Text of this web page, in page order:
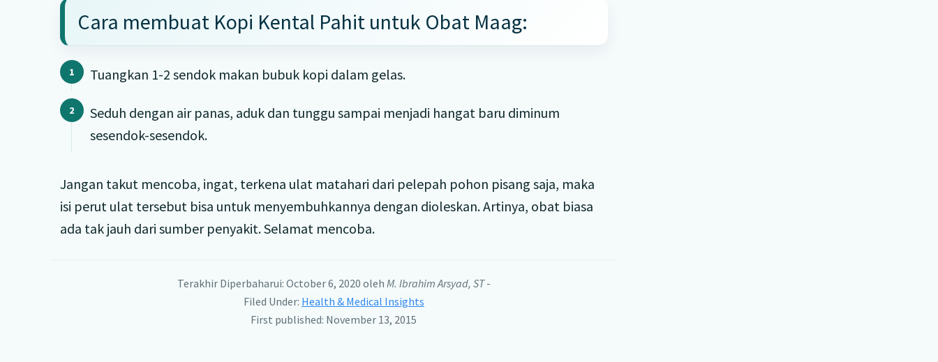
Cara membuat Kopi Kental Pahit untuk Obat Maag:
Tuangkan 1-2 sendok makan bubuk kopi dalam gelas.
Seduh dengan air panas, aduk dan tunggu sampai menjadi hangat baru diminum
sesendok-sesendok.
Jangan takut mencoba, ingat, terkena ulat matahari dari pelepah pohon pisang saja, maka
isi perut ulat tersebut bisa untuk menyembuhkannya dengan dioleskan. Artinya, obat biasa
ada tak jauh dari sumber penyakit. Selamat mencoba.
Terakhir Diperbaharui: October 6, 2020 oleh M. Ibrahim Arsyad, ST-
Filed Under: Health & Medical Insights
First published: November 13, 2015